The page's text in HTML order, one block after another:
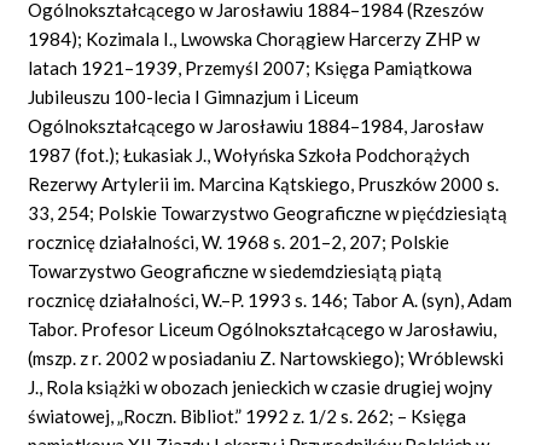
Ogólnokształcącego w Jarosławiu 1884–1984 (Rzeszów
1984); Kozimala I., Lwowska Chorągiew Harcerzy ZHP w
latach 1921–1939, Przemyśl 2007; Księga Pamiątkowa
Jubileuszu 100-lecia I Gimnazjum i Liceum
Ogólnokształcącego w Jarosławiu 1884–1984, Jarosław
1987 (fot.); Łukasiak J., Wołyńska Szkoła Podchorążych
Rezerwy Artylerii im. Marcina Kątskiego, Pruszków 2000 s.
33, 254; Polskie Towarzystwo Geograficzne w pięćdziesiątą
rocznicę działalności, W. 1968 s. 201–2, 207; Polskie
Towarzystwo Geograficzne w siedemdziesiątą piątą
rocznicę działalności, W.–P. 1993 s. 146; Tabor A. (syn), Adam
Tabor. Profesor Liceum Ogólnokształcącego w Jarosławiu,
(mszp. z r. 2002 w posiadaniu Z. Nartowskiego); Wróblewski
J., Rola książki w obozach jenieckich w czasie drugiej wojny
światowej, „Roczn. Bibliot.” 1992 z. 1/2 s. 262; – Księga